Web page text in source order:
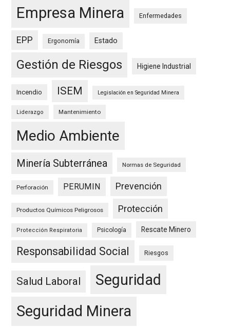
Empresa Minera Enfermedades
EPP Ergonomía Estado
Gestión de Riesgos Higiene Industrial
Incendio ISEM Legislación en Seguridad Minera
Liderazgo Mantenimiento
Medio Ambiente
Minería Subterránea Normas de Seguridad
Perforación PERUMIN Prevención
Productos Químicos Peligrosos Protección
Protección Respiratoria Psicología Rescate Minero
Responsabilidad Social Riesgos
Salud Laboral
Seguridad
Seguridad Minera